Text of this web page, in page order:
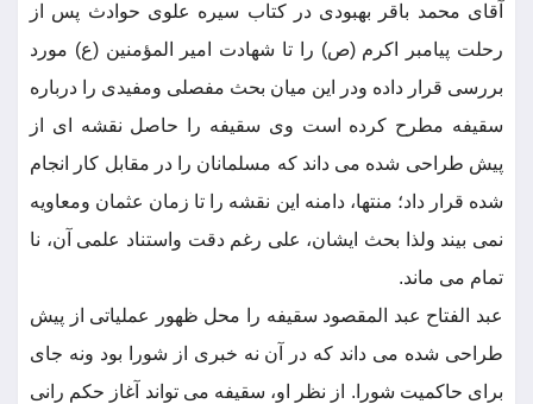
آقای محمد باقر بهبودی در کتاب سیره علوی حوادث پس از
رحلت پیامبر اکرم (ص) را تا شهادت امیر المؤمنین (ع) مورد
بررسی قرار داده ودر این میان بحث مفصلی ومفیدی را درباره
سقیفه مطرح کرده است وی سقیفه را حاصل نقشه ای از
پیش طراحی شده می داند که مسلمانان را در مقابل کار انجام
شده قرار داد؛ منتها، دامنه این نقشه را تا زمان عثمان ومعاویه
نمی بیند ولذا بحث ایشان، علی رغم دقت واستناد علمی آن، نا
تمام می ماند.
عبد الفتاح عبد المقصود سقیفه را محل ظهور عملیاتی از پیش
طراحی شده می داند که در آن نه خبری از شورا بود ونه جای
برای حاکمیت شورا. از نظر او، سقیفه می تواند آغاز حکم رانی